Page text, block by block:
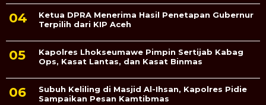
Ketua DPRA Menerima Hasil Penetapan Gubernur
Terpilih dari KIP Aceh
Kapolres Lhokseumawe Pimpin Sertijab Kabag
Ops, Kasat Lantas, dan Kasat Binmas
Subuh Keliling di Masjid Al-Ihsan, Kapolres Pidie
Sampaikan Pesan Kamtibmas